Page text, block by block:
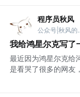
程序员秋风
公众号|
我给鸿星尔克写
最近因为鸿星尔克给
是看哭了很多的网友